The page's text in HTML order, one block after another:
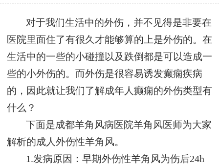
对于我们生活中的外伤，并不见得是非要在
医院里面住了有很久才能够算的上是外伤的。在
生活中的一些的小碰撞以及跌倒都是可以造成一
些的小外伤的。而外伤是很容易诱发癫痫疾病
的，因此就让我们了解成年人癫痫的外伤类型有
什么？
下面是成都羊角风病医院羊角风医师为大家
解析的成人外伤性羊角风。
1.发病原因：早期外伤性羊角风为伤后24h